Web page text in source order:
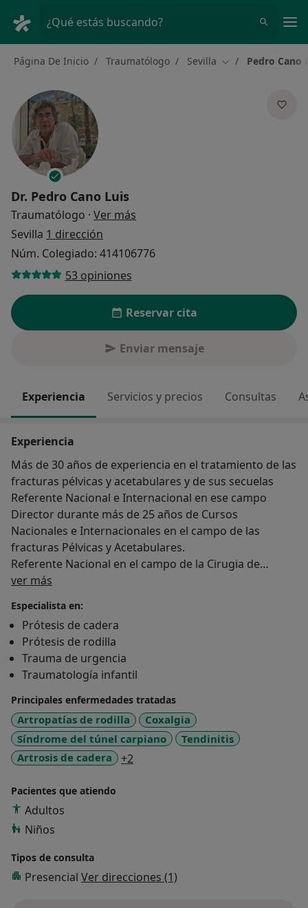
¿Qué estás buscando?
Página De Inicio Traumatólogo Sevilla Cambiar de ciudad
Pedro Cano
Dr. Pedro Cano Luis
Traumatólogo · Ver más
Sevilla 1 dirección
Núm. Colegiado: 414106776
53 opiniones
Reservar cita
Enviar mensaje
Experiencia Servicios y precios Consultas
Experiencia
Más de 30 años de experiencia en el tratamiento de las
fracturas pélvicas y acetabulares y de sus secuelas
Referente Nacional e Internacional en ese campo
Director durante más de 25 años de Cursos
Nacionales e Internacionales en el campo de las
fracturas Pélvicas y Acetabulares.
Referente Nacional en el campo de la Cirugia de
Preservación de Cadera y del tratamiento de la
periacetabular.
Referente Nacional en el tratamiento de las secuelas
de los traumatismos, pseudoartrosis y pseudoartrosis
séptica
Profesor Universitario de Anatomía, Traumatología,
Podología y Fisioterapia
ver más
Especialista en:
Prótesis de cadera
Prótesis de rodilla
Trauma de urgencia
Traumatología infantil
Principales enfermedades tratadas
Artropatías de rodilla
Coxalgia
Síndrome del túnel carpiano
Tendinitis
Artrosis de cadera
+2
Pacientes que atiendo
Adultos
Niños
Tipos de consulta
Presencial Ver direcciones (1)